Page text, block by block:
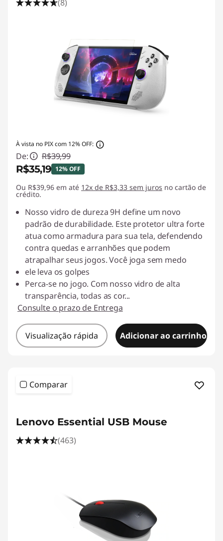
(8)
À vista no PIX com 12% OFF:
De: R$39,99
R$35,19 12% OFF
Economias instantâneas :-R$4,80
Ou R$39,96 em até 12x de R$3,33 sem juros no cartão de
crédito.
Nosso vidro de dureza 9H define um novo
padrão de durabilidade. Este protetor ultra forte
atua como armadura para sua tela, defendendo
contra quedas e arranhões que podem
atrapalhar seus jogos. Você joga sem medo
ele leva os golpes
Perca-se no jogo. Com nosso vidro de alta
transparência, todas as cor...
Consulte o prazo de Entrega
Visualização rápida Adicionar ao carrinho
Comparar
Lenovo Essential USB Mouse
(463)